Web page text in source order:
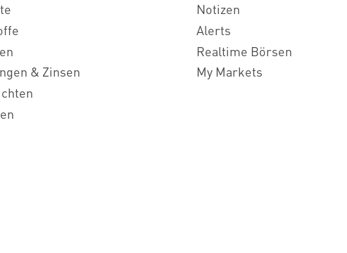
& Zinsen
Notizen
Alerts
Realtime Börsen
My Markets